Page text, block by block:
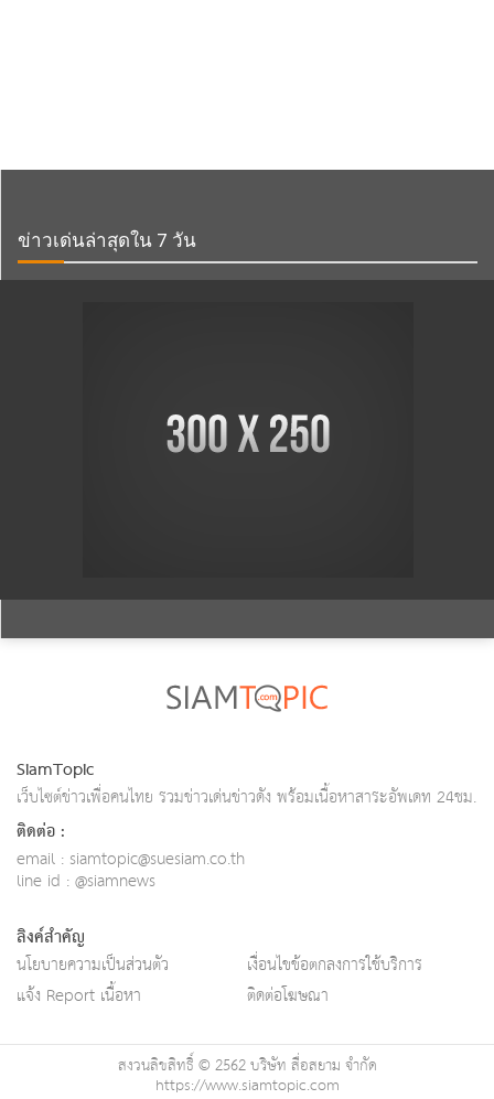
ข่าวเด่นล่าสุดใน 7 วัน
SiamTopic
เว็บไซต์ข่าวเพื่อคนไทย รวมข่าวเด่นข่าวดัง พร้อมเนื้อหาสาระอัพเดท 24ชม.
ติดต่อ :
email : siamtopic@suesiam.co.th
line id : @siamnews
ลิงค์สำคัญ
นโยบายความเป็นส่วนตัว
เงื่อนไขข้อตกลงการใช้บริการ
แจ้ง Report เนื้อหา
ติดต่อโฆษณา
สงวนลิขสิทธิ์ © 2562 บริษัท สื่อสยาม จำกัด
https://www.siamtopic.com